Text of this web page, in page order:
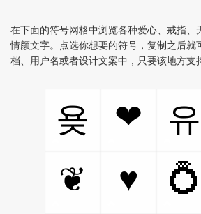
在下面的符号网格中浏览各种爱心、戒指、
情颜文字。点选你想要的符号，复制之后就
档、用户名或者设计文案中，只要该地方支
욪 ❤ 유
❦
♥ 💍